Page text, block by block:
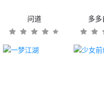
问道 多多